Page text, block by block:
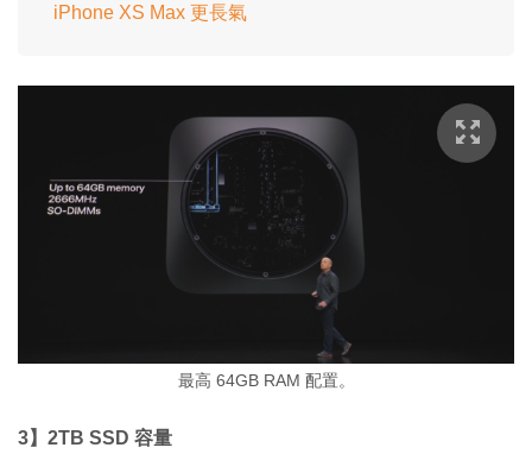
iPhone XS Max 更長氣
最高 64GB RAM 配置。
3】2TB SSD 容量